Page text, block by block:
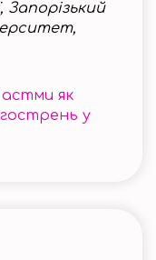
Запорізький
астми як
у